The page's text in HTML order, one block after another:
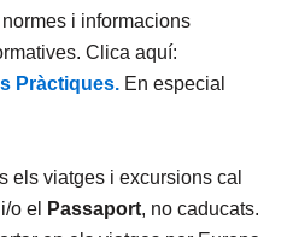
i informacions
Clica aquí:
Pràctiques. En especial
els viatges i excursions cal
i/o el Passaport, no caducats.